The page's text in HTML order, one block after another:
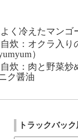
く冷えたマンゴ
炊：オクラ入り
）
炊：肉と野菜炒
ク醤油
トラックバッ